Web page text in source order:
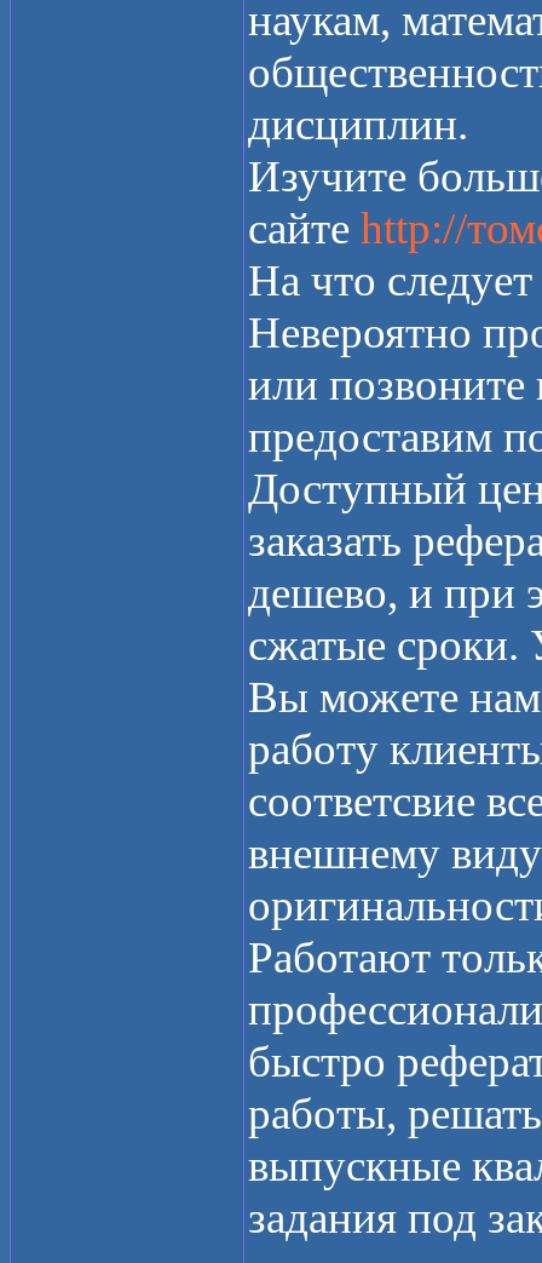
наукам,
дисциплин.
Изучите
сайте http://
На что
Невероятно
или
предоставим
Доступный
заказать
дешево, и при
сжатые сроки.
Вы можете нам
работу
соответсвие
внешнему
Работают
быстро
работы,
выпускные
задания под